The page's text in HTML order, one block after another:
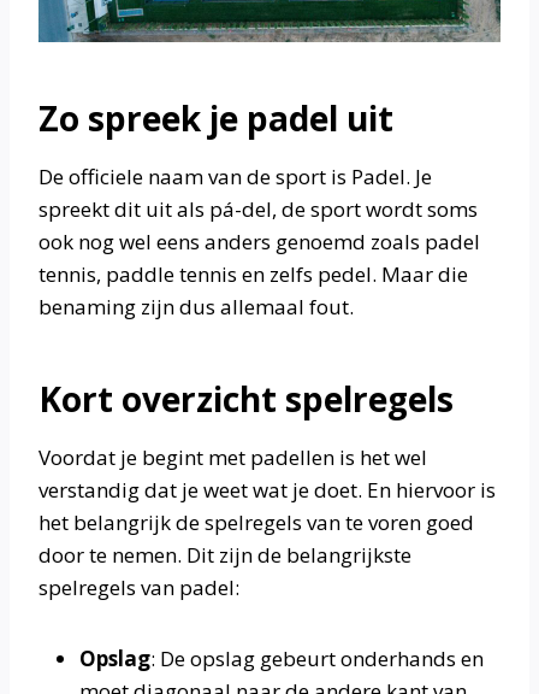
Zo spreek je padel uit
De officiele naam van de sport is Padel. Je
spreekt dit uit als pá-del, de sport wordt soms
ook nog wel eens anders genoemd zoals padel
tennis, paddle tennis en zelfs pedel. Maar die
benaming zijn dus allemaal fout.
Kort overzicht spelregels
Voordat je begint met padellen is het wel
verstandig dat je weet wat je doet. En hiervoor is
het belangrijk de spelregels van te voren goed
door te nemen. Dit zijn de belangrijkste
spelregels van padel:
Opslag: De opslag gebeurt onderhands en